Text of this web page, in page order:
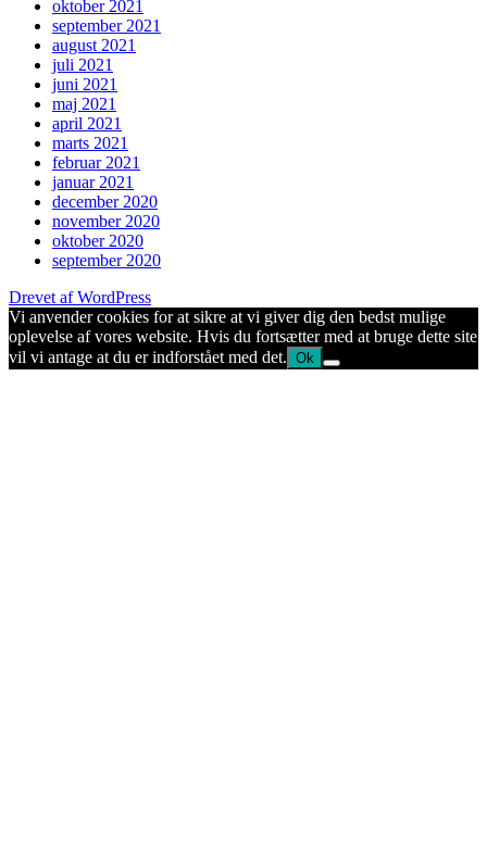
oktober 2021
september 2021
august 2021
juli 2021
juni 2021
maj 2021
april 2021
marts 2021
februar 2021
januar 2021
december 2020
november 2020
oktober 2020
september 2020
Drevet af WordPress
Vi anvender cookies for at sikre at vi giver dig den bedst mulige
oplevelse af vores website. Hvis du fortsætter med at bruge dette site
vil vi antage at du er indforstået med det. Ok